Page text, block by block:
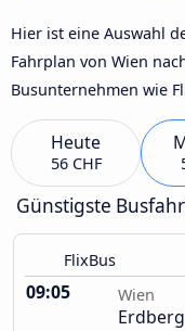
Hier ist eine Auswahl
Fahrplan von Wien
Busunternehmen wie
Heute
56 CHF
Günstigste
FlixBus
09:05 Wien
Erdberg